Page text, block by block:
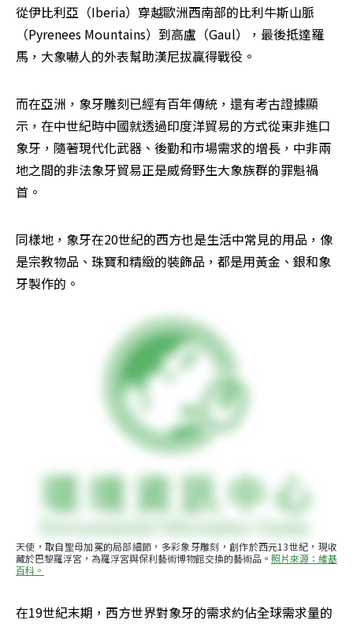
從伊比利亞（Iberia）穿越歐洲西南部的比利牛斯山脈
（Pyrenees Mountains）到高盧（Gaul），最後抵達羅
馬，大象嚇人的外表幫助漢尼拔贏得戰役。
而在亞洲，象牙雕刻已經有百年傳統，還有考古證據顯
示，在中世紀時中國就透過印度洋貿易的方式從東非進口
象牙，隨著現代化武器、後勤和市場需求的增長，中非兩
地之間的非法象牙貿易正是威脅野生大象族群的罪魁禍
首。
同樣地，象牙在20世紀的西方也是生活中常見的用品，像
是宗教物品、珠寶和精緻的裝飾品，都是用黃金、銀和象
牙製作的。
天使，取自聖母加冕的局部細節，多彩象牙雕刻，創作於西元13世紀，現收
藏於巴黎羅浮宮，為羅浮宮與保利藝術博物館交換的藝術品。 照片來源：維基
百科。
在19世紀末期，西方世界對象牙的需求約佔全球需求量的